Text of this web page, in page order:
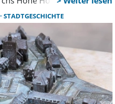
weiter nach Steinhude.
Spaziergang durch
Entwicklung Steinhudes
heutigen Touristenort
des offenen Denkmals ist
vorgesehen.
STADTGESCHICHTE